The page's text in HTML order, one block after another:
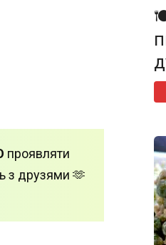
проявляти
з друзями 🫶